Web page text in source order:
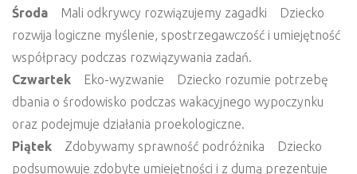
Środa
Mali odkrywcy rozwiązujemy zagadki Dziecko
rozwija logiczne myślenie, spostrzegawczość i umiejętność
współpracy podczas rozwiązywania zadań.
Czwartek
Eko-wyzwanie Dziecko rozumie potrzebę
dbania o środowisko podczas wakacyjnego wypoczynku
oraz podejmuje działania proekologiczne.
Piątek
Zdobywamy sprawność podróżnika Dziecko
podsumowuje zdobyte umiejętności i z dumą prezentuje